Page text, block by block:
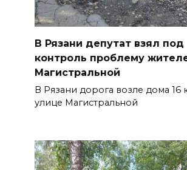
В Рязани депутат взял под
контроль проблему
Магистральной
В Рязани дорога возле дома 16
улице Магистральной